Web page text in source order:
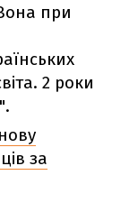
при
2 роки
за